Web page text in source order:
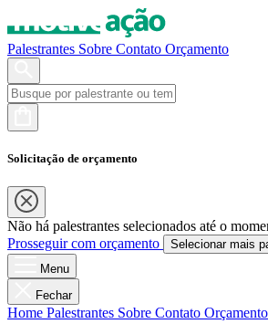
Palestrantes Sobre Contato Orçamento
Solicitação de orçamento
Não há palestrantes selecionados até o
Prosseguir com orçamento
Selecionar mais
Menu
Fechar
Home Palestrantes Sobre Contato Orçamento